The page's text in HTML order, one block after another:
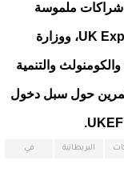
شراكات ملموسة
ومستدامة، مشيراً إلى أن فرق UK Export Finance، ووزارة
والكومنولث والتنمية
حول سبل دخول
البريطانية في